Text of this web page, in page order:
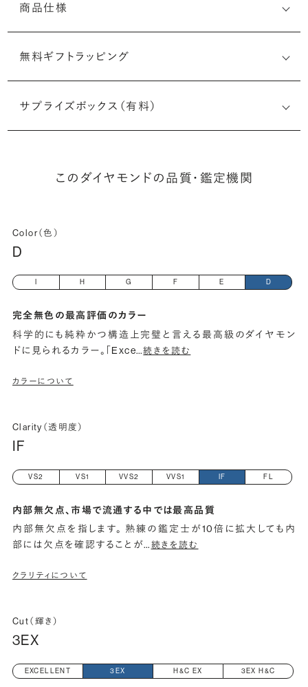
商品仕様
無料ギフトラッピング
サプライズボックス（有料）
このダイヤモンドの品質・鑑定機関
Color（色）
D
H G F E D
完全無色の最高評価のカラー
科学的にも純粋かつ構造上完璧と言える最高級のダイヤモン
ドに見られるカラー。「Exce…続きを読む
カラーについて
Clarity（透明度）
IF
VS2 VS1 VVS2 VVS1 IF FL
内部無欠点、市場で流通する中では最高品質
内部無欠点を指します。 熟練の鑑定士が10倍に拡大しても内
部には欠点を確認することが…続きを読む
クラリティについて
Cut（輝き）
3EX
EXCELLENT 3EX H&C EX 3EX H&C